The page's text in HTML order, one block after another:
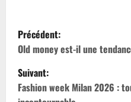
N
a
v
Précédent:
Old money est-il une
Suivant:
Fashion week Milan 2026 :